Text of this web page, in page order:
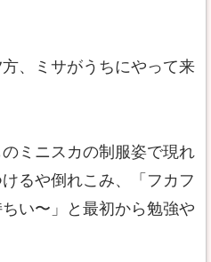
、ミサがうちにやって来
ミニスカの制服姿で現れ
るや倒れこみ、「フカフ
い〜」と最初から勉強や